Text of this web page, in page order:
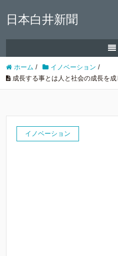
日本白井新聞
ホーム / イノベーション /
成長する事とは人と社会の成長を成
イノベーション